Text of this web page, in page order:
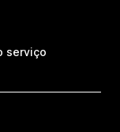
serviço